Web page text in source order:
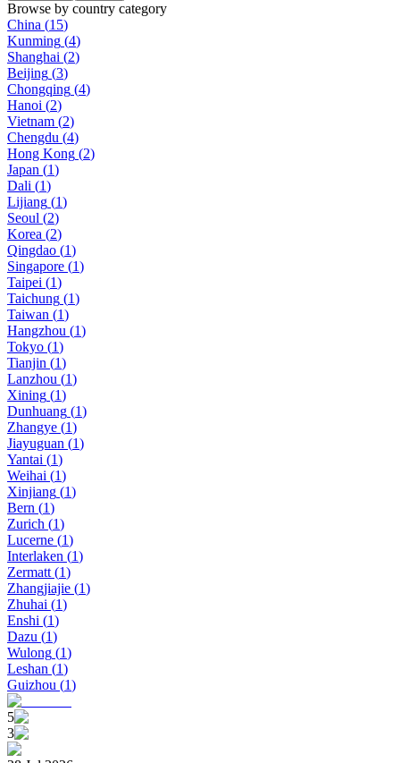
Browse by country category
China (15)
Kunming (4)
Shanghai (2)
Beijing (3)
Chongqing (4)
Hanoi (2)
Vietnam (2)
Chengdu (4)
Hong Kong (2)
Japan (1)
Dali (1)
Lijiang (1)
Seoul (2)
Korea (2)
Qingdao (1)
Singapore (1)
Taipei (1)
Taichung (1)
Taiwan (1)
Hangzhou (1)
Tokyo (1)
Tianjin (1)
Lanzhou (1)
Xining (1)
Dunhuang (1)
Zhangye (1)
Jiayuguan (1)
Yantai (1)
Weihai (1)
Xinjiang (1)
Bern (1)
Zurich (1)
Lucerne (1)
Interlaken (1)
Zermatt (1)
Zhangjiajie (1)
Zhuhai (1)
Enshi (1)
Dazu (1)
Wulong (1)
Leshan (1)
Guizhou (1)
5
3